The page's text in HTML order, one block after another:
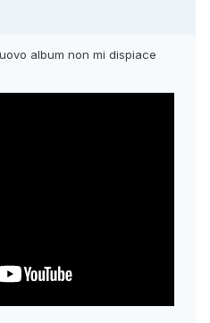
album non mi dispiace